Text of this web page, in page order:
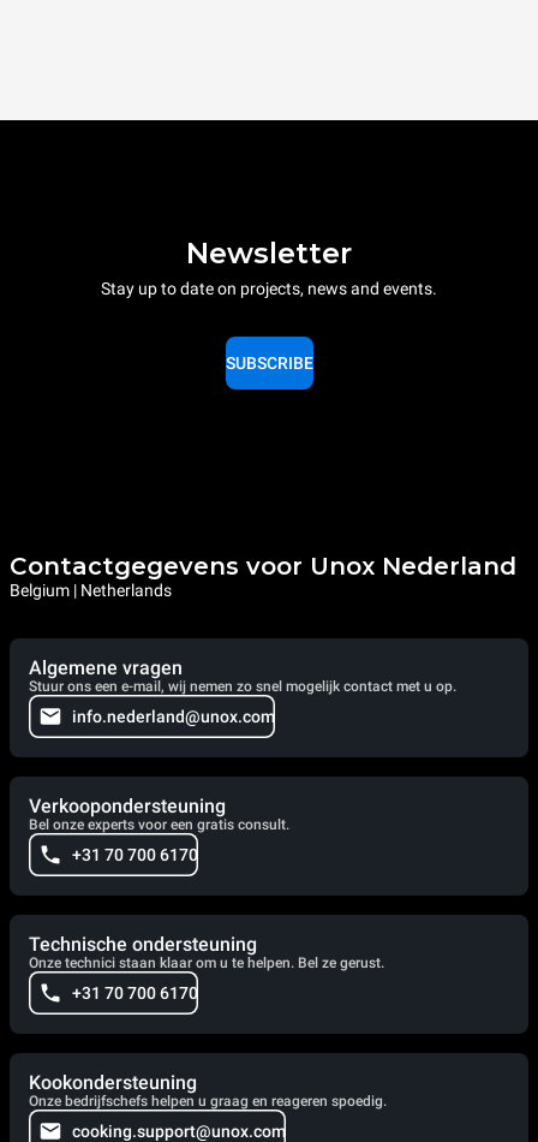
Newsletter
Stay up to date on projects, news and events.
SUBSCRIBE
Contactgegevens voor Unox Nederland
Belgium | Netherlands
Algemene vragen
Stuur ons een e-mail, wij nemen zo snel mogelijk contact met u op.
info.nederland@unox.com
Verkoopondersteuning
Bel onze experts voor een gratis consult.
+31 70 700 6170
Technische ondersteuning
Onze technici staan klaar om u te helpen. Bel ze gerust.
+31 70 700 6170
Kookondersteuning
Onze bedrijfschefs helpen u graag en reageren spoedig.
cooking.support@unox.com